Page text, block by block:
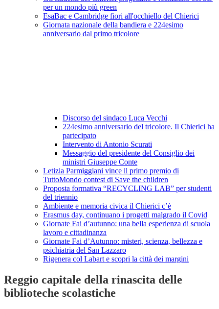
per un mondo più green
EsaBac e Cambridge fiori all'occhiello del Chierici
Giornata nazionale della bandiera e 224esimo
anniversario dal primo tricolore
Discorso del sindaco Luca Vecchi
224esimo anniversario del tricolore. Il Chierici ha
partecipato
Intervento di Antonio Scurati
Messaggio del presidente del Consiglio dei
ministri Giuseppe Conte
Letizia Parmiggiani vince il primo premio di
TuttoMondo contest di Save the children
Proposta formativa “RECYCLING LAB” per studenti
del triennio
Ambiente e memoria civica il Chierici c’è
Erasmus day, continuano i progetti malgrado il Covid
Giornate Fai d’autunno: una bella esperienza di scuola
lavoro e cittadinanza
Giornate Fai d’Autunno: misteri, scienza, bellezza e
psichiatria del San Lazzaro
Rigenera col Labart e scopri la città dei margini
Reggio capitale della rinascita delle
biblioteche scolastiche